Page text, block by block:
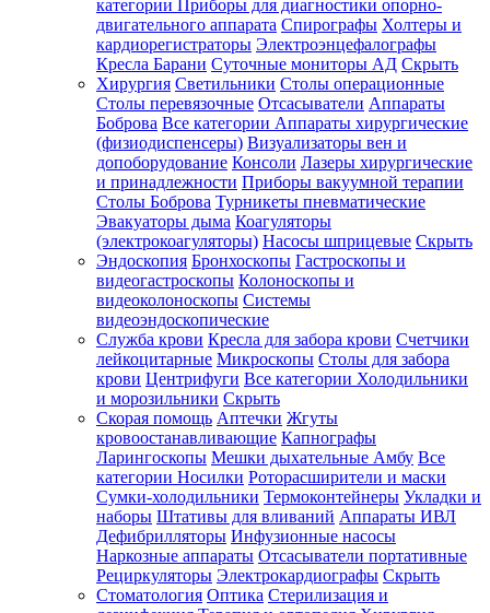
категории Приборы для диагностики опорно-
двигательного аппарата Спирографы Холтеры и
кардиорегистраторы Электроэнцефалографы
Кресла Барани Суточные мониторы АД Скрыть
Хирургия Светильники Столы операционные
Столы перевязочные Отсасыватели Аппараты
Боброва Все категории Аппараты хирургические
(физиодиспенсеры) Визуализаторы вен и
допоборудование Консоли Лазеры хирургические
и принадлежности Приборы вакуумной терапии
Столы Боброва Турникеты пневматические
Эвакуаторы дыма Коагуляторы
(электрокоагуляторы) Насосы шприцевые Скрыть
Эндоскопия Бронхоскопы Гастроскопы и
видеогастроскопы Колоноскопы и
видеоколоноскопы Системы
видеоэндоскопические
Служба крови Кресла для забора крови Счетчики
лейкоцитарные Микроскопы Столы для забора
крови Центрифуги Все категории Холодильники
и морозильники Скрыть
Скорая помощь Аптечки Жгуты
кровоостанавливающие Капнографы
Ларингоскопы Мешки дыхательные Амбу Все
категории Носилки Роторасширители и маски
Сумки-холодильники Термоконтейнеры Укладки и
наборы Штативы для вливаний Аппараты ИВЛ
Дефибрилляторы Инфузионные насосы
Наркозные аппараты Отсасыватели портативные
Рециркуляторы Электрокардиографы Скрыть
Стоматология Оптика Стерилизация и